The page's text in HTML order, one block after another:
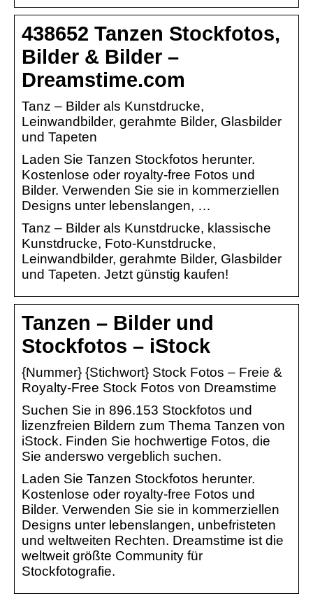
438652 Tanzen Stockfotos,
Bilder & Bilder –
Dreamstime.com
Tanz – Bilder als Kunstdrucke,
Leinwandbilder, gerahmte Bilder, Glasbilder
und Tapeten
Laden Sie Tanzen Stockfotos herunter.
Kostenlose oder royalty-free Fotos und
Bilder. Verwenden Sie sie in kommerziellen
Designs unter lebenslangen, …
Tanz – Bilder als Kunstdrucke, klassische
Kunstdrucke, Foto-Kunstdrucke,
Leinwandbilder, gerahmte Bilder, Glasbilder
und Tapeten. Jetzt günstig kaufen!
Tanzen – Bilder und
Stockfotos – iStock
{Nummer} {Stichwort} Stock Fotos – Freie &
Royalty-Free Stock Fotos von Dreamstime
Suchen Sie in 896.153 Stockfotos und
lizenzfreien Bildern zum Thema Tanzen von
iStock. Finden Sie hochwertige Fotos, die
Sie anderswo vergeblich suchen.
Laden Sie Tanzen Stockfotos herunter.
Kostenlose oder royalty-free Fotos und
Bilder. Verwenden Sie sie in kommerziellen
Designs unter lebenslangen, unbefristeten
und weltweiten Rechten. Dreamstime ist die
weltweit größte Community für
Stockfotografie.